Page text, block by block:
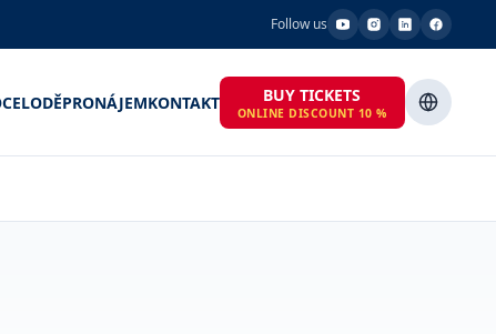
Follow us
LODĚPRONÁJEMKONTAKT BUY TICKETS
ONLINE DISCOUNT 10 %